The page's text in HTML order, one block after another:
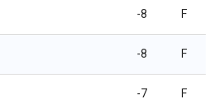
-8 F
-8 F
-7 F